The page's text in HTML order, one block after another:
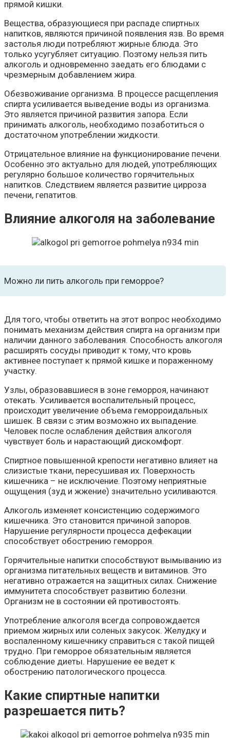
прямой кишки.
Вещества, образующиеся при распаде спиртных
напитков, являются причиной появления язв. Во время
застолья люди потребляют жирные блюда. Это
только усугубляет ситуацию. Поэтому нельзя пить
алкоголь и одновременно заедать его блюдами с
чрезмерным добавлением жира.
Обезвоживание организма. В процессе расщепления
спирта усиливается выведение воды из организма.
Это является причиной развития запора. Если
принимать алкоголь, необходимо позаботиться о
достаточном употреблении жидкости.
Отрицательное влияние на функционирование печени.
Особенно это актуально для людей, употребляющих
регулярно большое количество горячительных
напитков. Следствием является развитие цирроза
печени, гепатитов.
Влияние алкоголя на заболевание
Можно ли пить алкоголь при геморрое?
Для того, чтобы ответить на этот вопрос необходимо
понимать механизм действия спирта на организм при
наличии данного заболевания. Способность алкоголя
расширять сосуды приводит к тому, что кровь
активнее поступает к прямой кишке и пораженному
участку.
Узлы, образовавшиеся в зоне геморроя, начинают
отекать. Усиливается воспалительный процесс,
происходит увеличение объема геморроидальных
шишек. В связи с этим возможно их выпадение.
Человек после ослабления действия алкоголя
чувствует боль и нарастающий дискомфорт.
Спиртное повышенной крепости негативно влияет на
слизистые ткани, пересушивая их. Поверхность
кишечника – не исключение. Поэтому неприятные
ощущения (зуд и жжение) значительно усиливаются.
Алкоголь изменяет консистенцию содержимого
кишечника. Это становится причиной запоров.
Нарушение регулярности процесса дефекации
способствует обострению геморроя.
Горячительные напитки способствуют вымыванию из
организма питательных веществ и витаминов. Это
негативно отражается на защитных силах. Снижение
иммунитета способствует развитию болезни.
Организм не в состоянии ей противостоять.
Употребление алкоголя всегда сопровождается
приемом жирных или соленых закусок. Желудку и
воспаленному кишечнику справиться с такой пищей
трудно. При геморрое обязательным является
соблюдение диеты. Нарушение ее ведет к
обострению патологического процесса.
Какие спиртные напитки
разрешается пить?